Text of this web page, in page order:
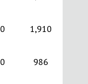
0 1,910
0 986